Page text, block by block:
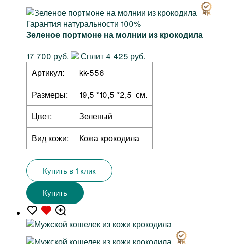
Гарантия натуральности 100%
Зеленое портмоне на молнии из крокодила
17 700 руб.
Сплит 4 425 руб.
Артикул:
kk-556
Размеры:
19,5 *10,5 *2,5 см.
Цвет:
Зеленый
Вид кожи:
Кожа крокодила
Купить в 1 клик
Купить